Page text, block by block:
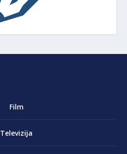
Film
Televizija